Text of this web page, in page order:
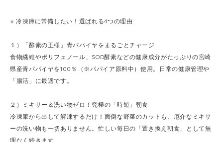
⭐️ 冷凍庫に常備したい！選ばれる4つの理由
１）「酵素の王様」青パパイヤをまるごとチャージ
食物繊維やポリフェノール、SOD酵素などの健康成分がたっぷりの宮崎
県産青パパイヤを100％（※パパイア原料中）使用。日常の健康管理や
「腸活」に最適です。
２）ミキサー＆洗い物ゼロ！究極の「時短」朝食
冷凍庫から出して解凍するだけ！面倒な野菜のカットも、厄介なミキサ
ーの洗い物も一切ありません。忙しい毎日の「置き換え朝食」として無
理なく続きます。